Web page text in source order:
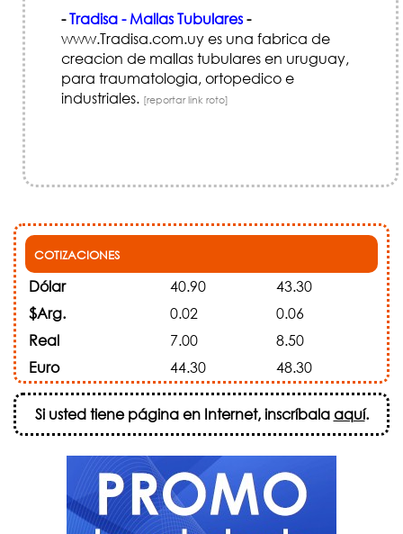
-Tradisa - Mallas Tubulares-
www.Tradisa.com.uy es una fabrica de
creacion de mallas tubulares en uruguay,
para traumatologia, ortopedico e
industriales. [reportar link roto]
COTIZACIONES
Dólar 40.90
43.30
$Arg.
0.02
0.06
Real
7.00
8.50
Euro
44.30 48.30
Si usted tiene página en Internet, inscríbalaaquí.